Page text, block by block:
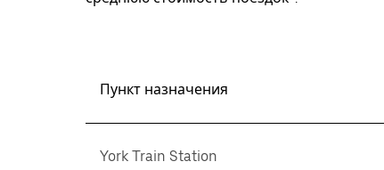
Пункт назначения
York Train Station